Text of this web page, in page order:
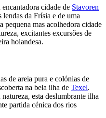
cidade de Stavoren
da Frísia e de uma
pequena mas acolhedora cidade
excitantes excursões de
holandesa.
de areia pura e colónias de
na bela ilha de Texel.
esta deslumbrante ilha
partida cénica dos rios